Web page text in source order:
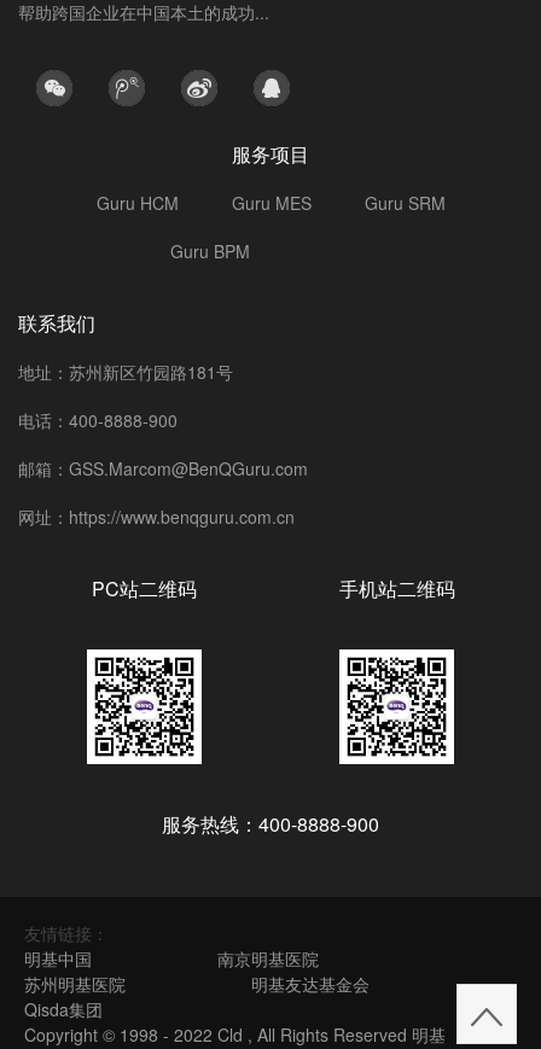
帮助跨国企业在中国本土的成功...
服务项目
Guru HCM Guru MES
Guru SRM
Guru BPM
联系我们
地址：苏州新区竹园路181号
电话：400-8888-900
邮箱：GSS.Marcom@BenQGuru.com
网址：https://www.benqguru.com.cn
PC站二维码 手机站二维码
服务热线：400-8888-900
友情链接：
明基中国
南京明基医院
苏州明基医院
明基友达基金会
Qisda集团
Copyright © 1998 - 2022 Cld , All Rights Reserved 明基